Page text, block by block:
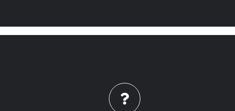
kiszivattyúzzák, és száraz időszakokban a
méhlegelők stb.) öntözésére használják, kiváltva ezzel